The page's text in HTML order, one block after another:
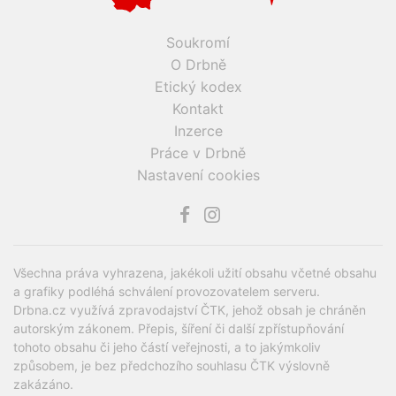
Soukromí
O Drbně
Etický kodex
Kontakt
Inzerce
Práce v Drbně
Nastavení cookies
Všechna práva vyhrazena, jakékoli užití obsahu včetné obsahu
a grafiky podléhá schválení provozovatelem serveru.
Drbna.cz využívá zpravodajství ČTK, jehož obsah je chráněn
autorským zákonem. Přepis, šíření či další zpřístupňování
tohoto obsahu či jeho částí veřejnosti, a to jakýmkoliv
způsobem, je bez předchozího souhlasu ČTK výslovně
zakázáno.